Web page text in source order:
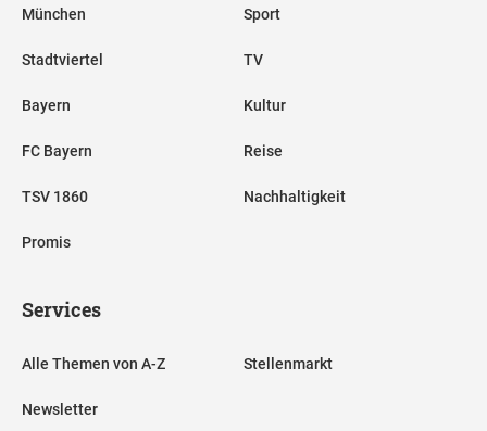
München
Stadtviertel
Bayern
FC Bayern
TSV 1860
Promis
Sport
TV
Kultur
Reise
Nachhaltigkeit
Services
Alle Themen von A-Z
Newsletter
Stellenmarkt